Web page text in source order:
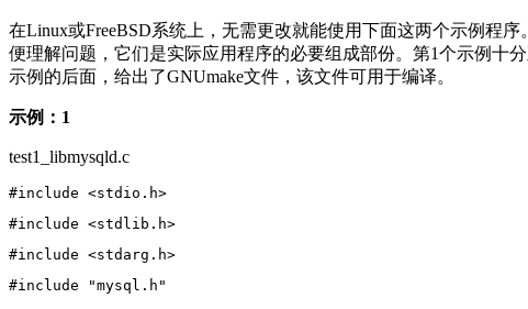
在Linux或FreeBSD系统上，无需更改就能使用下面这两个示例程
便理解问题，它们是实际应用程序的必要组成部份。第1个示例十
示例的后面，给出了GNUmake文件，该文件可用于编译。
示例： 1
test1_libmysqld.c
#include <stdio.h>
#include <stdlib.h>
#include <stdarg.h>
#include "mysql.h"